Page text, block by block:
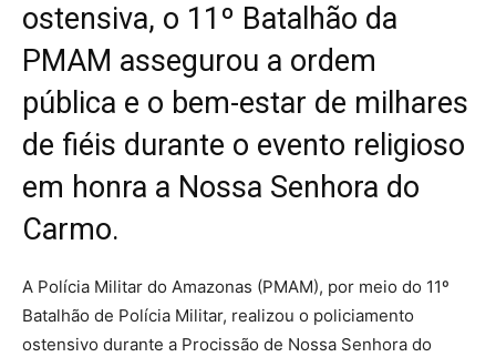
ostensiva, o 11º Batalhão da
PMAM assegurou a ordem
pública e o bem-estar de milhares
de fiéis durante o evento religioso
em honra a Nossa Senhora do
Carmo.
A Polícia Militar do Amazonas (PMAM), por meio do 11º
Batalhão de Polícia Militar, realizou o policiamento
ostensivo durante a Procissão de Nossa Senhora do